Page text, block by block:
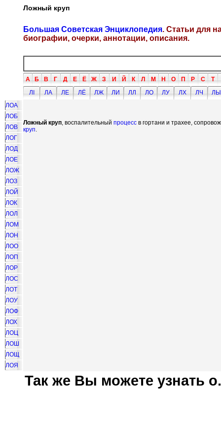
Ложный круп
Большая Советская Энциклопедия. Статьи для
биографии, очерки, аннотации, описания.
А Б В Г Д Е Ё Ж З И Й К Л М Н О П Р С Т
ЛI
ЛА ЛЕ ЛЁ ЛЖ ЛИ ЛЛ ЛО ЛУ ЛХ ЛЧ
ЛЫ
ЛОА
ЛОБ
ЛОВ
ЛОГ
ЛОД
ЛОЕ
ЛОЖ
ЛОЗ
ЛОЙ
ЛОК
ЛОЛ
ЛОМ
ЛОН
ЛОО
ЛОП
ЛОР
ЛОС
ЛОТ
ЛОУ
ЛОФ
ЛОХ
ЛОЦ
ЛОШ
ЛОЩ
ЛОЯ
Ложный круп, воспалительный процесс в гортани и трахее,
круп.
Так же Вы можете узнать